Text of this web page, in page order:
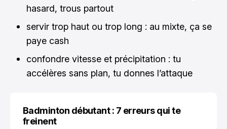
hasard, trous partout
servir trop haut ou trop long : au mixte, ça se
paye cash
confondre vitesse et précipitation : tu
accélères sans plan, tu donnes l’attaque
Badminton débutant : 7 erreurs qui te
freinent